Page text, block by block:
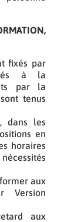
fixés par
à la
par la
tenus
dans les
en
horaires
aux
Version
aux